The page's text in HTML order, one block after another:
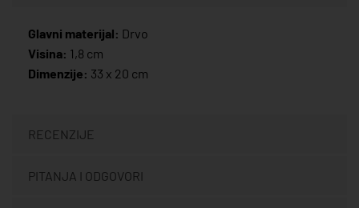
Glavni materijal: Drvo
Visina: 1,8 cm
Dimenzije: 33 x 20 cm
RECENZIJE
PITANJA I ODGOVORI